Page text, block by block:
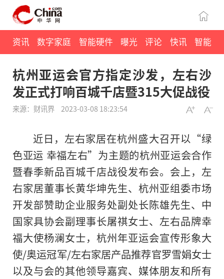
资讯 数字家庭 智能硬件 曝光 评论 快讯 智能
杭州亚运会官方指定沙发，左右沙
发正式打响百城千店暨315大促战役
来源：财讯界 2023-03-08 18:23:54
近日，左右家居在杭州盛大召开以“绿
色亚运 幸福左右”为主题的杭州亚运会合作
暨春季新品百城千店战役发布会。会上，左
右家居董事长黄华坤先生、杭州亚组委市场
开发部赞助企业服务处副处长陈雄先生、中
国家具协会副理事长屠祺女士、左右品牌幸
福大使杨澜女士，杭州年亚运会宣传形象大
使/奥运冠军/左右家居产品推荐官罗雪娟女士
以及与会的其他领导嘉宾、媒体朋友和所有